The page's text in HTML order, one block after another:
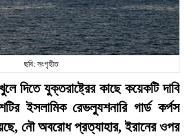
ছবি: সংগৃহীত
দিতে যুক্তরাষ্ট্রের কাছে কয়েকটি দাবি
ইসলামিক রেভল্যুশনারি গার্ড কর্পস
নৌ অবরোধ প্রত্যাহার, ইরানের ওপর